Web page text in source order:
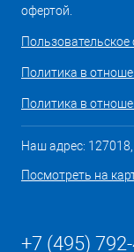
офертой.
Политика в
Политика в
Наш адрес:
Посмотреть на
+7 (495)